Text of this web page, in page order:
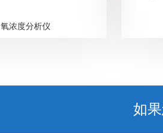
氧浓度分析仪
如